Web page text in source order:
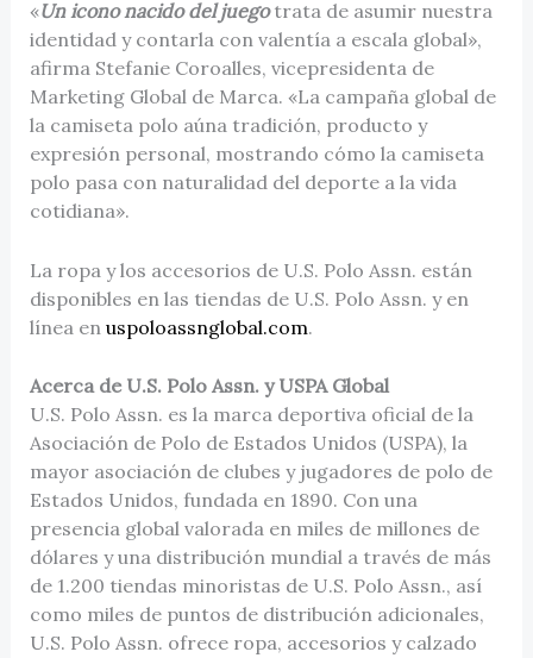
«Un icono nacido del juegotrata de asumir nuestra
identidad y contarla con valentía a escala global»,
afirma Stefanie Coroalles, vicepresidenta de
Marketing Global de Marca. «La campaña global de
la camiseta polo aúna tradición, producto y
expresión personal, mostrando cómo la camiseta
polo pasa con naturalidad del deporte a la vida
cotidiana».
La ropa y los accesorios de U.S. Polo Assn. están
disponibles en las tiendas de U.S. Polo Assn. y en
línea en uspoloassnglobal.com.
Acerca de U.S. Polo Assn. y USPA Global
U.S. Polo Assn. es la marca deportiva oficial de la
Asociación de Polo de Estados Unidos (USPA), la
mayor asociación de clubes y jugadores de polo de
Estados Unidos, fundada en 1890. Con una
presencia global valorada en miles de millones de
dólares y una distribución mundial a través de más
de 1.200 tiendas minoristas de U.S. Polo Assn., así
como miles de puntos de distribución adicionales,
U.S. Polo Assn. ofrece ropa, accesorios y calzado